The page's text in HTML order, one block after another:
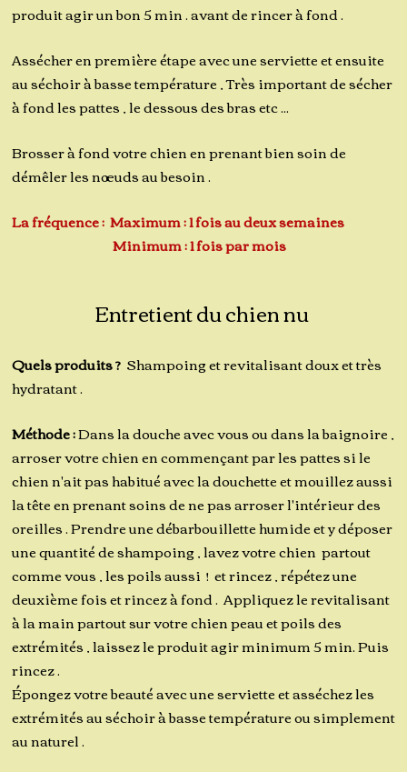
produit agir un bon 5 min . avant de rincer à fond .
Assécher en première étape avec une serviette et ensuite
au séchoir à basse température , Très important de sécher
à fond les pattes , le dessous des bras etc ...
Brosser à fond votre chien en prenant bien soin de
démêler les nœuds au besoin .
La fréquence : Maximum : 1 fois au deux semaines
Minimum : 1 fois par mois
Entretient du chien nu
Quels produits ? Shampoing et revitalisant doux et très
hydratant .
Méthode :Dans la douche avec vous ou dans la baignoire ,
arroser votre chien en commençant par les pattes si le
chien n'ait pas habitué avec la douchette et mouillez aussi
la tête en prenant soins de ne pas arroser l'intérieur des
oreilles . Prendre une débarbouillette humide et y déposer
une quantité de shampoing , lavez votre chien partout
comme vous , les poils aussi ! et rincez , répétez une
deuxième fois et rincez à fond . Appliquez le revitalisant
à la main partout sur votre chien peau et poils des
extrémités , laissez le produit agir minimum 5 min. Puis
rincez .
Épongez votre beauté avec une serviette et asséchez les
extrémités au séchoir à basse température ou simplement
au naturel .